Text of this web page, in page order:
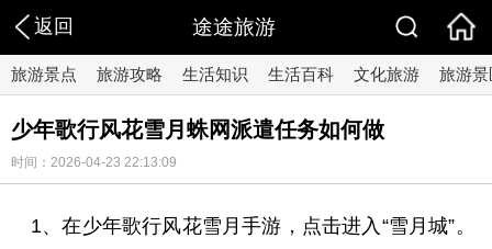
返回 途途旅游
旅游景点 旅游攻略 生活知识 生活百科 文化旅游 旅游景
少年歌行风花雪月蛛网派遣任务如何做
时间：2026-04-23 22:13:09
1、在少年歌行风花雪月手游，点击进入“雪月城”。